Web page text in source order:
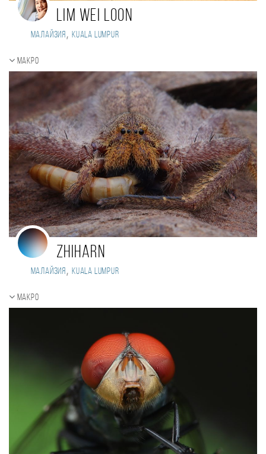
LIM WEI LOON
Малайзия, KUALA LUMPUR
Макро
zhiharn
Малайзия , Kuala Lumpur
Макро